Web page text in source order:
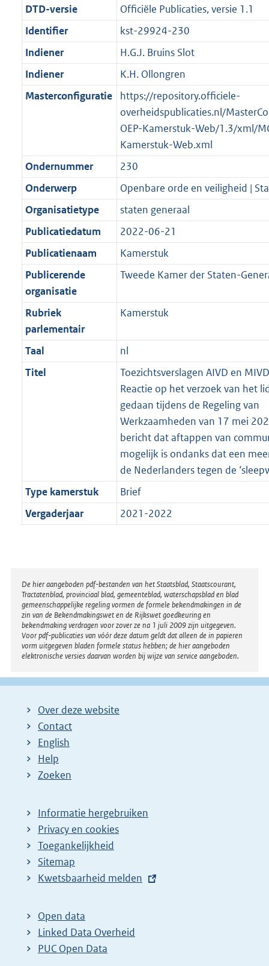
DTD-versie
Officiële Publicaties, versie 1.1
Identifier
kst-29924-230
Indiener
H.G.J. Bruins Slot
Indiener
K.H. Ollongren
Masterconfiguratie
https://repository.officiele-
overheidspublicaties.nl/
OEP-Kamerstuk-Web/1.3/xml/
Kamerstuk-Web.xml
Ondernummer
230
Onderwerp
Openbare orde en veiligheid |
Organisatietype
staten generaal
Publicatiedatum
2022-06-21
Publicatienaam
Kamerstuk
Publicerende
organisatie
Tweede Kamer der Staten-
Rubriek
parlementair
Kamerstuk
Taal
nl
Titel
Toezichtsverslagen AIVD en
Reactie op het verzoek van het
gedaan tijdens de Regeling van
Werkzaamheden van 17 mei
bericht dat aftappen van
mogelijk is ondanks dat een
de Nederlanders tegen de
Type kamerstuk
Brief
Vergaderjaar
2021-2022
Disclaimer
De hier aangeboden pdf-bestanden van het Staatsblad, Staatscourant,
Tractatenblad, provinciaal blad, gemeenteblad, waterschapsblad en blad
gemeenschappelijke regeling vormen de formele bekendmakingen in de
zin van de Bekendmakingswet en de Rijkswet goedkeuring en
bekendmaking verdragen voor zover ze na 1 juli 2009 zijn uitgegeven.
Voor pdf-publicaties van vóór deze datum geldt dat alleen de in papieren
vorm uitgegeven bladen formele status hebben; de hier aangeboden
elektronische versies daarvan worden bij wijze van service aangeboden.
Over deze website
Contact
English
Help
Zoeken
Informatie hergebruiken
Privacy en cookies
Toegankelijkheid
Sitemap
E
t
e
r
Kwetsbaarheid melden
Open data
Linked Data Overheid
PUC Open Data